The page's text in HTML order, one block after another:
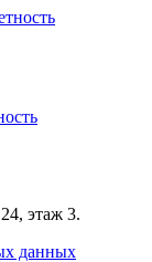
этаж 3.
данных